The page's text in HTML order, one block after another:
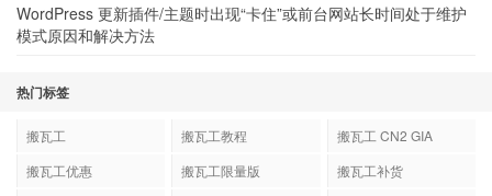
WordPress 更新插件/主题时出现“卡住”或前台网站长时间处于维护
模式原因和解决方法
热门标签
搬瓦工 搬瓦工教程
搬瓦工 CN2 GIA
搬瓦工优惠
搬瓦工限量版
搬瓦工补货